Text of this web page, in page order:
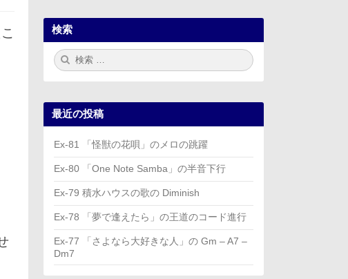
検索
検
索:
最近の投稿
Ex-81 「怪獣の花唄」のメロの跳躍
Ex-80 「One Note Samba」の半音下行
Ex-79 積水ハウスの歌の Diminish
Ex-78 「夢で逢えたら」の王道のコード進行
Ex-77 「さよなら大好きな人」の Gm – A7 –
Dm7